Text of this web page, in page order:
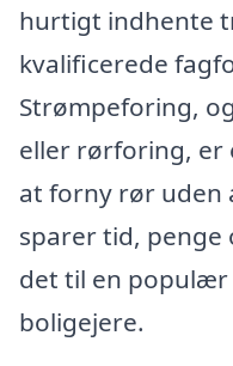
hurtigt indhente
kvalificerede
Strømpeforing,
eller rørforing, er
at forny rør uden
sparer tid,
det til en
boligejere.